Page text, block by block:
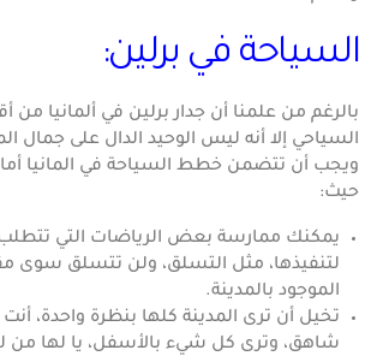
السياحة في برلين:
بالرغم من علمنا أن جدار برلين في ألمانيا
السياحي إلا أنه ليس الوحيد الدال على جمال
ويجب أن تتضمن خطط السياحة في المانيا
حيث:
يمكنك ممارسة بعض الرياضات التي تتطلب
لتنفيذها، مثل التسلق، ولن تتسلق سوى
الموجود بالمدينة.
تخيل أن ترى المدينة كلها بنظرة واحدة، أنت
شاهق، وترى كل شيء بالأسفل، يا لها من